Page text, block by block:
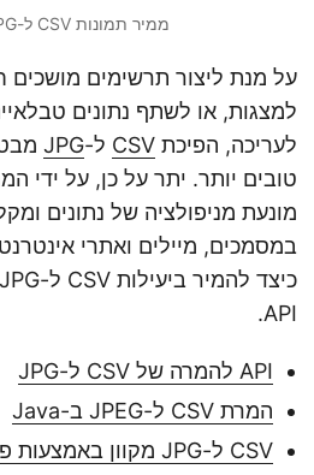
ממיר תמונות CSV ל-JPG ב-Java.
על מנת ליצור תרשימים מושכים
למצגות, או לשתף נתונים
לעריכה, הפיכתCSVל-JPG
מונעת מניפולציה של נתונים
במסמכים, מיילים ואתרי
API.
API להמרה של CSV ל-JPG
המרת CSV ל-JPEG ב-Java
CSV ל-JPG מקוון באמצעות פקודות cURL